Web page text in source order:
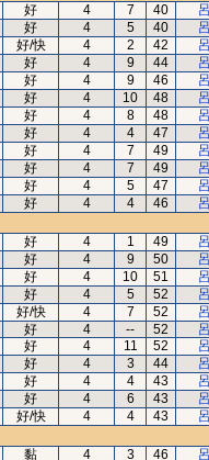
好 4 7 40
好 4 5 40
好/快 4 2 42
好 4 9 44
好 4 9 46
好 4 10 48
好 4 8 48
好 4 4 47
好 4 7 49
好 4 7 49
好 4 5 47
好 4 4 46
好 4 1 49
好 4 9 50
好 4 10 51
好 4 5 52
好/快 4 7 52
好 4 -- 52
好 4 11 52
好 4 3 44
好 4 4 43
好 4 6 43
好/快 4 4 43
黏 4 3 46